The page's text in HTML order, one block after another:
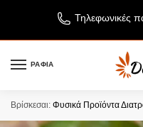
Τηλεφωνικές
ΡΑΦΙΑ
Βρίσκεσαι: Φυσικά Προϊόντα